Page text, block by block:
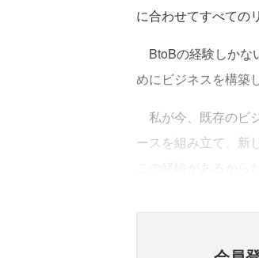
に合わせてすべての
BtoBの経験しかな
めにビジネスを構築
私が今、既存のビ
ースを組み立て、新